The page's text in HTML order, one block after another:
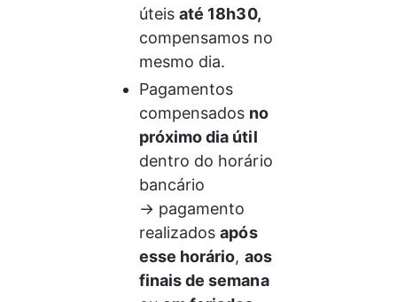
úteis até 18h30,
compensamos no
mesmo dia.
Pagamentos
compensados no
próximo dia útil
dentro do horário
bancário
→ pagamento
realizados após
esse horário, aos
finais de semana